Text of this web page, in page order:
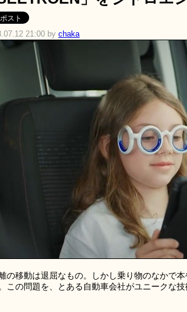
21:00 by chaka
の移動は退屈なもの。しかし乗り物のなかで
この問題を、とある自動車会社がユニークな